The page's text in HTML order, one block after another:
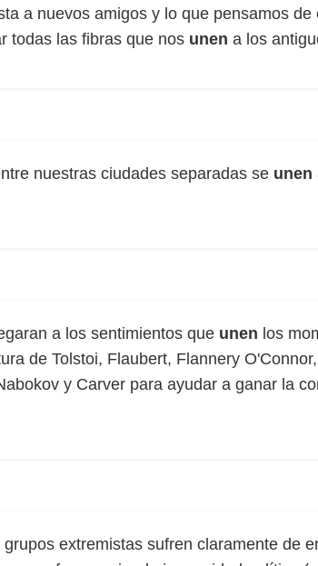
a nuevos amigos y lo que pensamos de
todas las fibras que nos unen a los
nuestras ciudades separadas se unen
a los sentimientos que unen los
de Tolstoi, Flaubert, Flannery
y Carver para ayudar a ganar la
grupos extremistas sufren claramente de